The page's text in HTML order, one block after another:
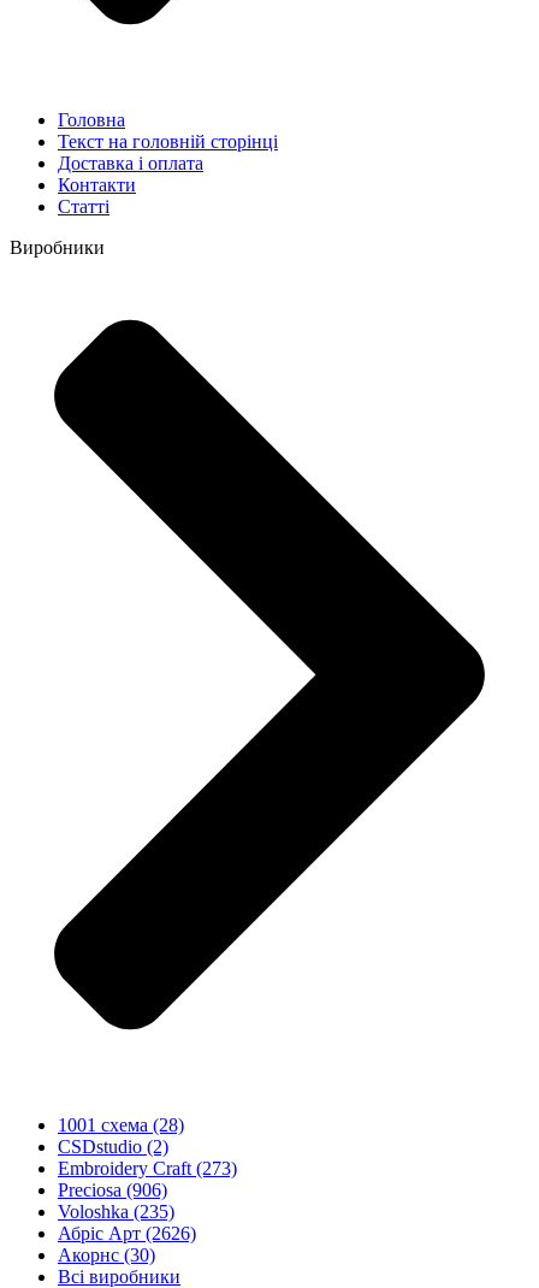
Головна
Текст на головній сторінці
Доставка і оплата
Контакти
Статті
Виробники
1001 схема (28)
CSDstudio (2)
Embroidery Craft (273)
Preciosa (906)
Voloshka (235)
Абріс Арт (2626)
Акорнс (30)
Всі виробники